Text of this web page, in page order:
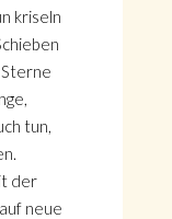
kriseln
tun,
der
neue